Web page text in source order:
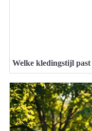
Welke kledingstijl